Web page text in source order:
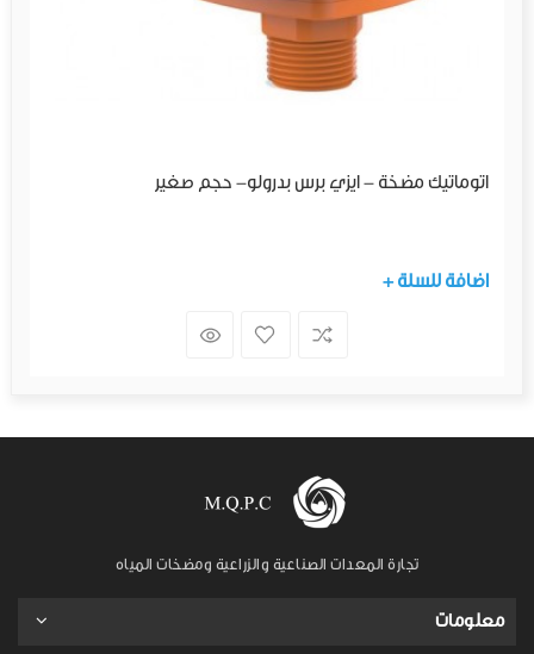
اتوماتيك مضخة - ايزي برس بدرولو- حجم صغير
+ اضافة للسلة
تجارة المعدات الصناعية والزراعية ومضخات المياه
معلومات